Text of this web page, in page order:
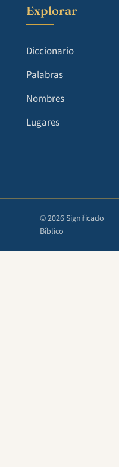
Explorar
Diccionario
Palabras
Nombres
Lugares
© 2026 Significado
Bíblico